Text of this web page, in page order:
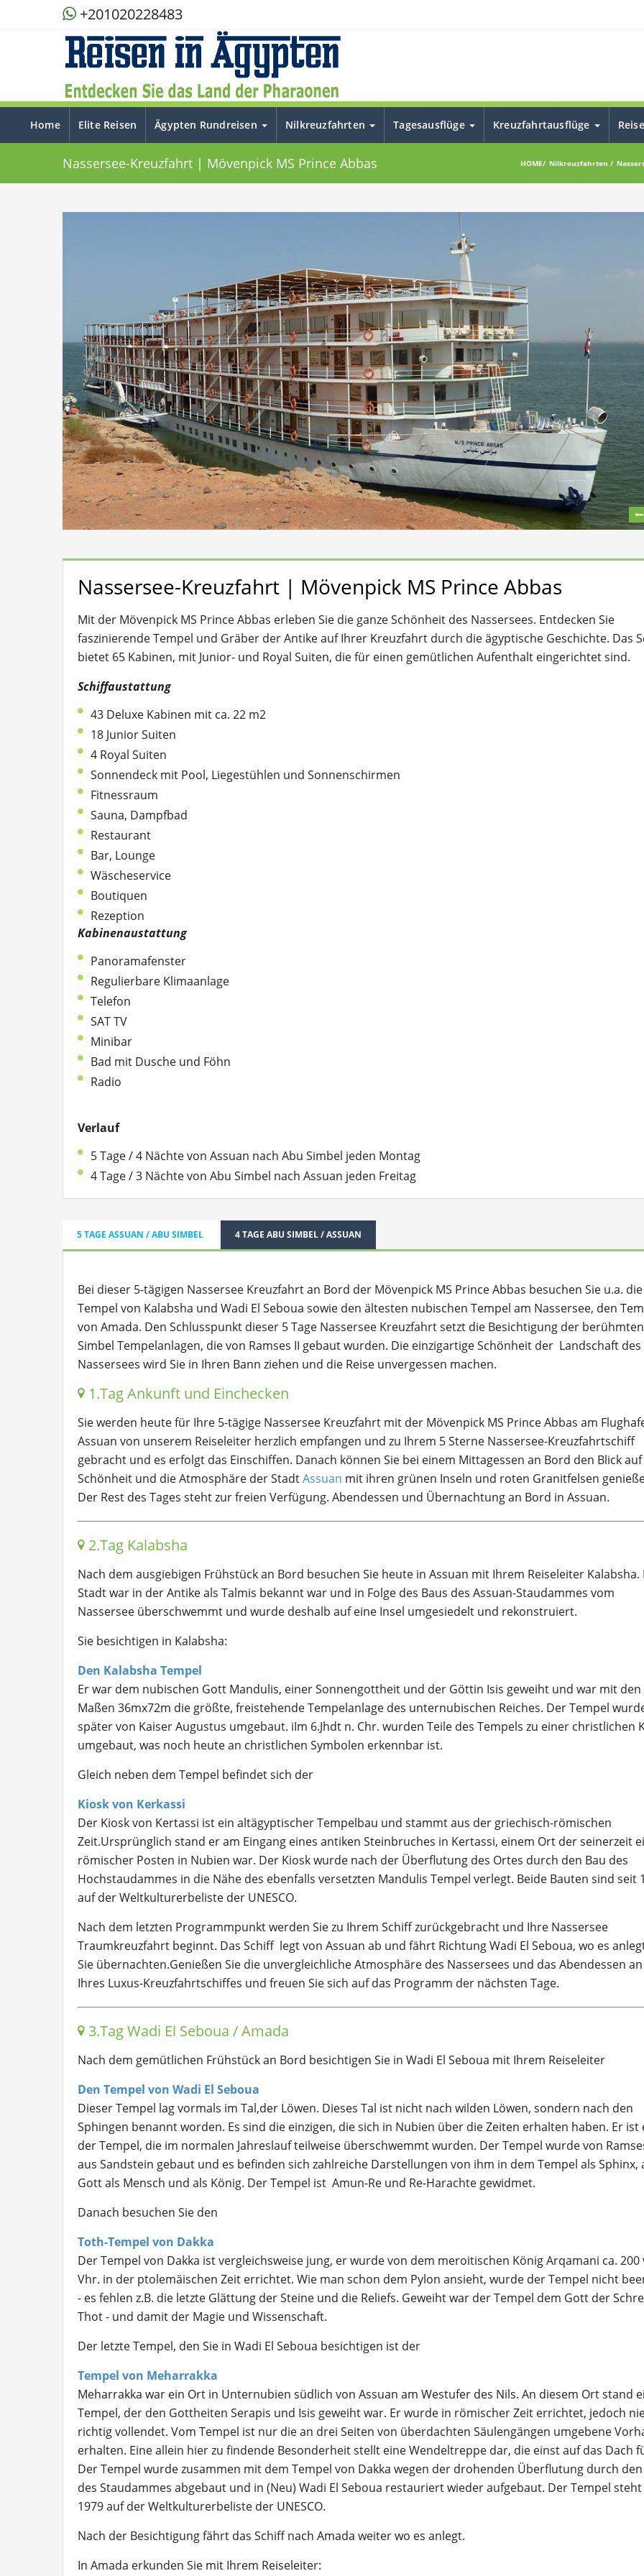
+201020228483
Home Elite Reisen Ägypten Rundreisen Nilkreuzfahrten Tagesausflüge Kreuzfahrtausflüge
Nassersee-Kreuzfahrt | Mövenpick MS Prince Abbas HOME Nilkreuzfahrten
Nassersee-Kreuzfahrt | Mövenpick MS Prince Abbas
Mit der Mövenpick MS Prince Abbas erleben Sie die ganze Schönheit des Nassersees. Entdecken Sie
faszinierende Tempel und Gräber der Antike auf Ihrer Kreuzfahrt durch die ägyptische Geschichte. Das
bietet 65 Kabinen, mit Junior- und Royal Suiten, die für einen gemütlichen Aufenthalt eingerichtet sind.
Schiffaustattung
43 Deluxe Kabinen mit ca. 22 m2
18 Junior Suiten
4 Royal Suiten
Sonnendeck mit Pool, Liegestühlen und Sonnenschirmen
Fitnessraum
Sauna, Dampfbad
Restaurant
Bar, Lounge
Wäscheservice
Boutiquen
Rezeption
Kabinenaustattung
Panoramafenster
Regulierbare Klimaanlage
Telefon
SAT TV
Minibar
Bad mit Dusche und Föhn
Radio
Verlauf
5 Tage / 4 Nächte von Assuan nach Abu Simbel jeden Montag
4 Tage / 3 Nächte von Abu Simbel nach Assuan jeden Freitag
5 TAGE ASSUAN / ABU SIMBEL 4 TAGE ABU SIMBEL / ASSUAN
Bei dieser 5-tägigen Nassersee Kreuzfahrt an Bord der Mövenpick MS Prince Abbas besuchen Sie u.a. die
Tempel von Kalabsha und Wadi El Seboua sowie den ältesten nubischen Tempel am Nassersee, den
von Amada. Den Schlusspunkt dieser 5 Tage Nassersee Kreuzfahrt setzt die Besichtigung der
Simbel Tempelanlagen, die von Ramses II gebaut wurden. Die einzigartige Schönheit der Landschaft des
Nassersees wird Sie in Ihren Bann ziehen und die Reise unvergessen machen.
1.Tag Ankunft und Einchecken
Sie werden heute für Ihre 5-tägige Nassersee Kreuzfahrt mit der Mövenpick MS Prince Abbas am
Assuan von unserem Reiseleiter herzlich empfangen und zu Ihrem 5 Sterne Nassersee-Kreuzfahrtschiff
gebracht und es erfolgt das Einschiffen. Danach können Sie bei einem Mittagessen an Bord den Blick
Schönheit und die Atmosphäre der StadtAssuan mit ihren grünen Inseln und roten Granitfelsen
Der Rest des Tages steht zur freien Verfügung. Abendessen und Übernachtung an Bord in Assuan.
2.Tag Kalabsha
Nach dem ausgiebigen Frühstück an Bord besuchen Sie heute in Assuan mit Ihrem Reiseleiter Kalabsha.
Stadt war in der Antike als Talmis bekannt war und in Folge des Baus des Assuan-Staudammes vom
Nassersee überschwemmt und wurde deshalb auf eine Insel umgesiedelt und rekonstruiert.
Sie besichtigen in Kalabsha:
Den Kalabsha Tempel
Er war dem nubischen Gott Mandulis, einer Sonnengottheit und der Göttin Isis geweiht und war mit den
Maßen 36mx72m die größte, freistehende Tempelanlage des unternubischen Reiches. Der Tempel
später von Kaiser Augustus umgebaut. iIm 6.Jhdt n. Chr. wurden Teile des Tempels zu einer christlichen
umgebaut, was noch heute an christlichen Symbolen erkennbar ist.
Gleich neben dem Tempel befindet sich der
Kiosk von Kerkassi
Der Kiosk von Kertassi ist ein altägyptischer Tempelbau und stammt aus der griechisch-römischen
Zeit.Ursprünglich stand er am Eingang eines antiken Steinbruches in Kertassi, einem Ort der seinerzeit
römischer Posten in Nubien war. Der Kiosk wurde nach der Überflutung des Ortes durch den Bau des
Hochstaudammes in die Nähe des ebenfalls versetzten Mandulis Tempel verlegt. Beide Bauten sind seit
auf der Weltkulturerbeliste der UNESCO.
Nach dem letzten Programmpunkt werden Sie zu Ihrem Schiff zurückgebracht und Ihre Nassersee
Traumkreuzfahrt beginnt. Das Schiff legt von Assuan ab und fährt Richtung Wadi El Seboua, wo es
Sie übernachten.Genießen Sie die unvergleichliche Atmosphäre des Nassersees und das Abendessen
Ihres Luxus-Kreuzfahrtschiffes und freuen Sie sich auf das Programm der nächsten Tage.
3.Tag Wadi El Seboua / Amada
Nach dem gemütlichen Frühstück an Bord besichtigen Sie in Wadi El Seboua mit Ihrem Reiseleiter
Den Tempel von Wadi El Seboua
Dieser Tempel lag vormals im Tal,der Löwen. Dieses Tal ist nicht nach wilden Löwen, sondern nach den
Sphingen benannt worden. Es sind die einzigen, die sich in Nubien über die Zeiten erhalten haben. Er ist
der Tempel, die im normalen Jahreslauf teilweise überschwemmt wurden. Der Tempel wurde von
aus Sandstein gebaut und es befinden sich zahlreiche Darstellungen von ihm in dem Tempel als Sphinx,
Gott als Mensch und als König. Der Tempel ist Amun-Re und Re-Harachte gewidmet.
Danach besuchen Sie den
Toth-Tempel von Dakka
Der Tempel von Dakka ist vergleichsweise jung, er wurde von dem meroitischen König Arqamani ca. 200
Vhr. in der ptolemäischen Zeit errichtet. Wie man schon dem Pylon ansieht, wurde der Tempel nicht
- es fehlen z.B. die letzte Glättung der Steine und die Reliefs. Geweiht war der Tempel dem Gott der
Thot - und damit der Magie und Wissenschaft.
Der letzte Tempel, den Sie in Wadi El Seboua besichtigen ist der
Tempel von Meharrakka
Meharrakka war ein Ort in Unternubien südlich von Assuan am Westufer des Nils. An diesem Ort stand
Tempel, der den Gottheiten Serapis und Isis geweiht war. Er wurde in römischer Zeit errichtet, jedoch
richtig vollendet. Vom Tempel ist nur die an drei Seiten von überdachten Säulengängen umgebene
erhalten. Eine allein hier zu findende Besonderheit stellt eine Wendeltreppe dar, die einst auf das Dach
Der Tempel wurde zusammen mit dem Tempel von Dakka wegen der drohenden Überflutung durch den
des Staudammes abgebaut und in (Neu) Wadi El Seboua restauriert wieder aufgebaut. Der Tempel
1979 auf der Weltkulturerbeliste der UNESCO.
Nach der Besichtigung fährt das Schiff nach Amada weiter wo es anlegt.
In Amada erkunden Sie mit Ihrem Reiseleiter: